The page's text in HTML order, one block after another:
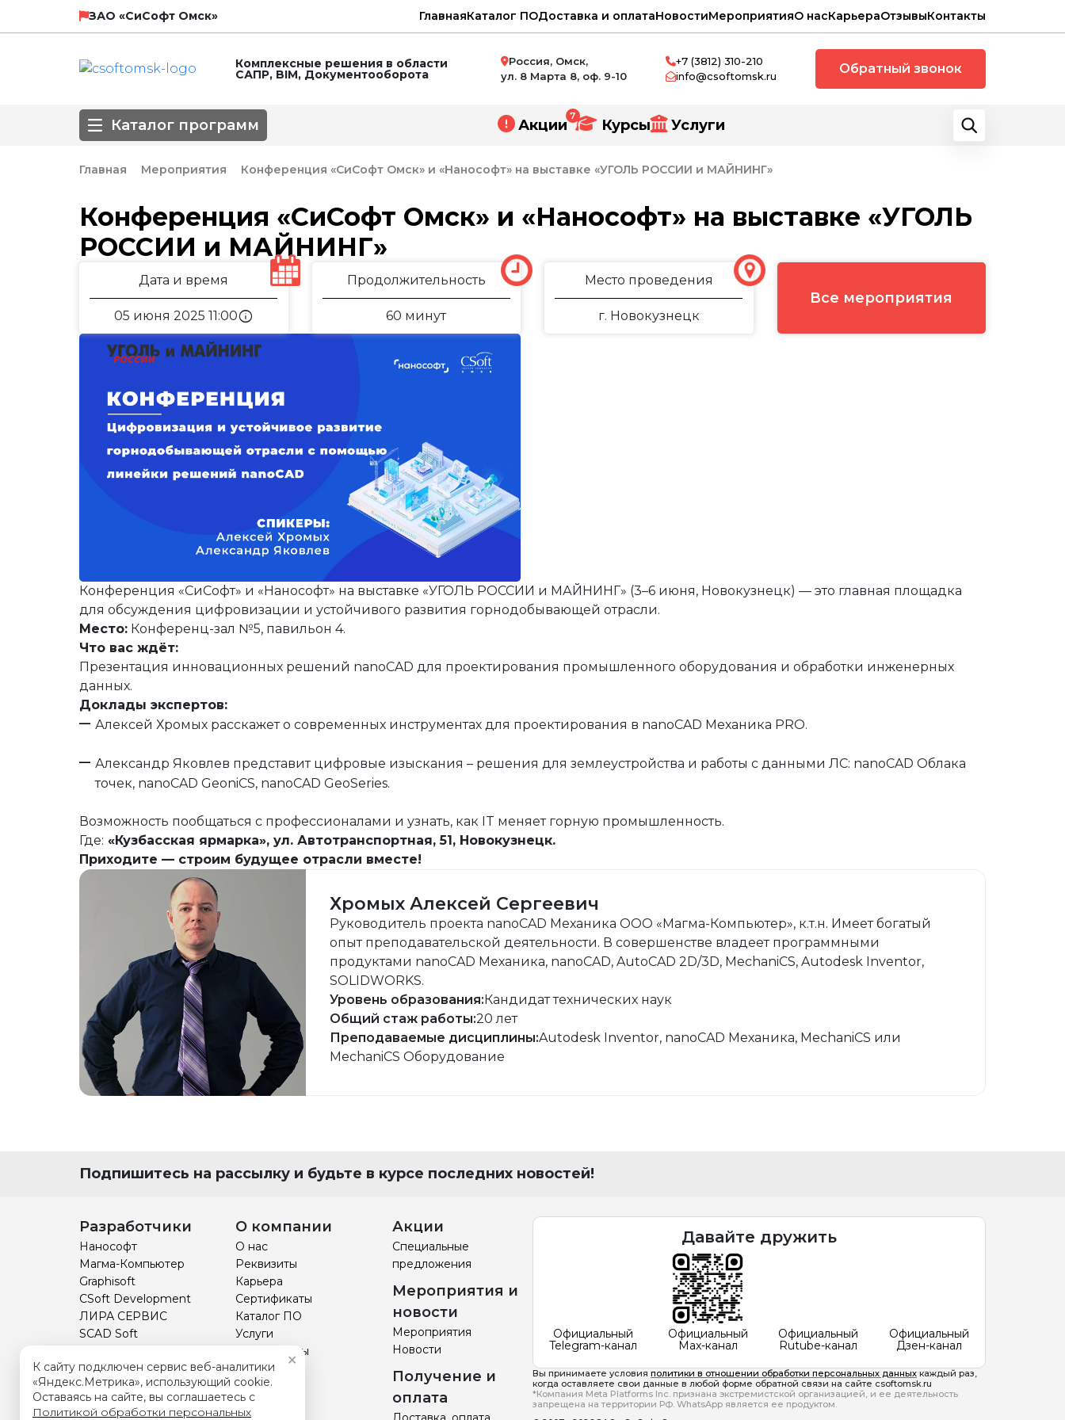
ЗАО «СиСофт Омск» ГлавнаяКаталог ПОДоставка и оплатаНовостиМероприятияО насКарьераОтзывыКонтакты
Комплексные решения в области
САПР, BIM, Документооборота
Россия, Омск,
ул. 8 Марта 8, оф. 9-10
+7 (3812) 310-210
info@csoftomsk.ru
Обратный звонок
Каталог программ
НТП Трубопровод SCAD Soft
Направление
3D-моделирование
BIM Автоматизированное проектирование
Базовые САПРИнженерные сети
Обработка сканированных изображений
Оформление чертежей
ПОС, ППР
Строительство и архитектура
ЕСКД Машиностроение
Инженерный анализ
Инженерные изыскания
ДокументооборотЭлектронный архив
Визуализация
Нормативно-техническая документация
Другое Управление объектами недвижимости
Разработка радиоэлектронных устройств
Облачные сервисы
Операционные системы
Защита данных
Каталоги
Системы контроля и автоматики
Акции
7
Курсы Услуги
Главная Мероприятия Конференция «СиСофт Омск» и «Нанософт» на выставке «УГОЛЬ РОССИИ и МАЙНИНГ»
Конференция «СиСофт Омск» и «Нанософт» на выставке «УГОЛЬ
РОССИИ и МАЙНИНГ»
Дата и время
05 июня 2025 11:00info
Продолжительность
60 минут
Место проведения
г. Новокузнецк
Все мероприятия
Конференция «СиСофт» и «Нанософт» на выставке «УГОЛЬ РОССИИ и МАЙНИНГ» (3–6 июня, Новокузнецк) — это главная площадка
для обсуждения цифровизации и устойчивого развития горнодобывающей отрасли.
Место: Конференц-зал №5, павильон 4.
Что вас ждёт:
Презентация инновационных решений nanoCAD для проектирования промышленного оборудования и обработки инженерных
данных.
Доклады экспертов:
Алексей Хромых расскажет о современных инструментах для проектирования в nanoCAD Механика PRO.
Александр Яковлев представит цифровые изыскания – решения для землеустройства и работы с данными ЛС: nanoCAD Облака
точек, nanoCAD GeoniCS, nanoCAD GeoSeries.
Возможность пообщаться с профессионалами и узнать, как IT меняет горную промышленность.
Где: «Кузбасская ярмарка», ул. Автотранспортная, 51, Новокузнецк.
Приходите — строим будущее отрасли вместе!
Хромых Алексей Сергеевич
Руководитель проекта nanoCAD Механика ООО «Магма-Компьютер», к.т.н. Имеет богатый
опыт преподавательской деятельности. В совершенстве владеет программными
продуктами nanoCAD Механика, nanoCAD, AutoCAD 2D/3D, MechaniCS, Autodesk Inventor,
SOLIDWORKS.
Уровень образования: Кандидат технических наук
Общий стаж работы:20 лет
Преподаваемые дисциплины:Autodesk Inventor, nanoCAD Механика, MechaniCS или
MechaniCS Оборудование
Подпишитесь на рассылку и будьте в курсе последних новостей!
Разработчики
Нанософт
Магма-Компьютер
Graphisoft
CSoft Development
ЛИРА СЕРВИС
SCAD Soft
Технософт
О компании
О нас
Реквизиты
Карьера
Сертификаты
Каталог ПО
Услуги
Прайс-листы
Курсы
Отзывы
BIM
Акции
Специальные
предложения
Мероприятия и
новости
Мероприятия
Новости
Получение и
оплата
Давайте дружить
Официальный
Telegram-канал
Официальный
Max-канал
Официальный
Rutube-канал
Официальный
Дзен-канал
Вы принимаете условия политики в отношении обработки персональных данных каждый раз,
когда оставляете свои данные в любой форме обратной связи на сайте csoftomsk.ru
*Компания Meta Platforms Inc. признана экстремистской организацией, и ее деятельность
запрещена на территории РФ. WhatsApp является ее продуктом.
К сайту подключен сервис веб-аналитики
«Яндекс.Метрика», использующий cookie.
Оставаясь на сайте, вы соглашаетесь с
Политикой обработки персональных
✕